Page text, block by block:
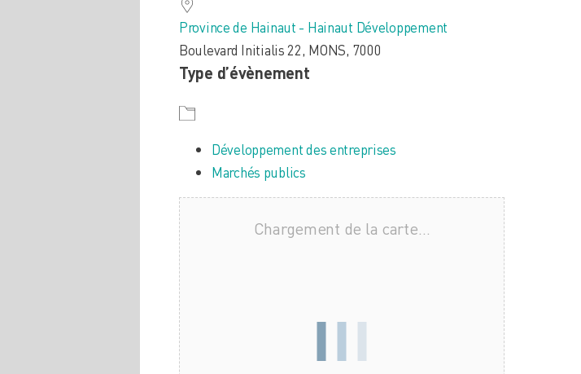
Province de Hainaut - Hainaut Développement
Boulevard Initialis 22, MONS, 7000
Type d’évènement
Développement des entreprises
Marchés publics
Chargement de la carte…